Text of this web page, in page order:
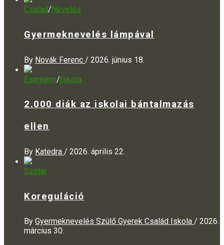
Család/Nevelés
Gyermeknevelés lámpával
By Novák Ferenc / 2026. június 18.
Esemény/Iskola
2.000 diák az iskolai bántalmazás
ellen
By Katedra / 2026. április 22.
Szótár
Koreguláció
By Gyermeknevelés Szülő Gyerek Család Iskola / 2026.
március 30.